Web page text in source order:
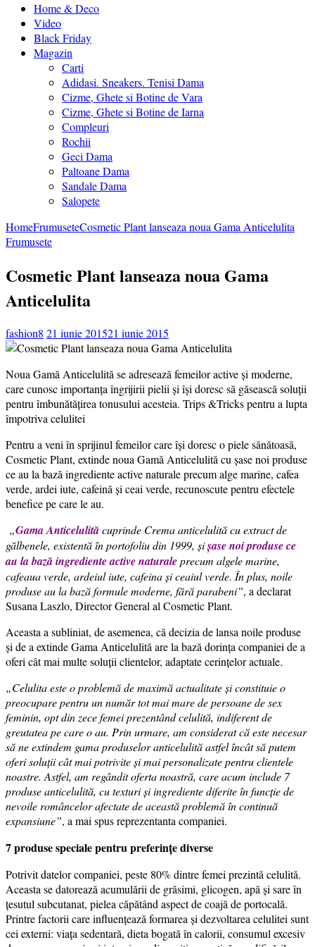
Home & Deco
Video
Black Friday
Magazin
Carti
Adidasi. Sneakers. Tenisi Dama
Cizme, Ghete si Botine de Vara
Cizme, Ghete si Botine de Iarna
Compleuri
Rochii
Geci Dama
Paltoane Dama
Sandale Dama
Salopete
HomeFrumuseteCosmetic Plant lanseaza noua Gama Anticelulita
Frumusete
Cosmetic Plant lanseaza noua Gama
Anticelulita
fashion8 21 iunie 201521 iunie 2015
Noua Gamă Anticelulită se adresează femeilor active și moderne,
care cunosc importanța îngrijirii pielii şi îşi doresc să găsească soluţii
pentru îmbunătăţirea tonusului acesteia. Trips &Tricks pentru a lupta
împotriva celulitei
Pentru a veni în sprijinul femeilor care îşi doresc o piele sănătoasă,
Cosmetic Plant, extinde noua Gamă Anticelulită cu şase noi produse
ce au la bază ingrediente active naturale precum alge marine, cafea
verde, ardei iute, cafeină şi ceai verde, recunoscute pentru efectele
benefice pe care le au.
„Gama Anticelulităcuprinde Crema anticelulită cu extract de
gălbenele, existentă în portofoliu din 1999, şişase noi produse ce
au la bază ingrediente active naturaleprecum algele marine,
cafeaua verde, ardeiul iute, cafeina şi ceaiul verde. În plus, noile
produse au la bază formule moderne, fără parabeni”, a declarat
Susana Laszlo, Director General al Cosmetic Plant.
Aceasta a subliniat, de asemenea, că decizia de lansa noile produse
şi de a extinde Gama Anticelulită are la bază dorinţa companiei de a
oferi cât mai multe soluţii clientelor, adaptate cerinţelor actuale.
„Celulita este o problemă de maximă actualitate şi constituie o
preocupare pentru un număr tot mai mare de persoane de sex
feminin, opt din zece femei prezentând celulită, indiferent de
greutatea pe care o au. Prin urmare, am considerat că este necesar
să ne extindem gama produselor anticelulită astfel încât să putem
oferi soluţii cât mai potrivite şi mai personalizate pentru clientele
noastre. Astfel, am regândit oferta noastră, care acum include 7
produse anticelulită, cu texturi şi ingrediente diferite în funcţie de
nevoile româncelor afectate de această problemă în continuă
expansiune”, a mai spus reprezentanta companiei.
7 produse speciale pentru preferinţe diverse
Potrivit datelor companiei, peste 80% dintre femei prezintă celulită.
Aceasta se datorează acumulării de grăsimi, glicogen, apă şi sare în
ţesutul subcutanat, pielea căpătând aspect de coajă de portocală.
Printre factorii care influențează formarea și dezvoltarea celulitei sunt
cei externi: viața sedentară, dieta bogată în calorii, consumul excesiv